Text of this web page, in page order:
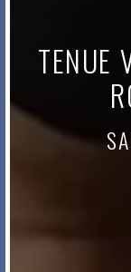
TENUE